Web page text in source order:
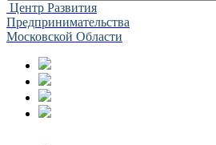
Центр Развития
Предпринимательства
Московской Области